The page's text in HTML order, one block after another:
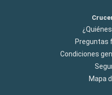
Preguntas
Condiciones
Mapa